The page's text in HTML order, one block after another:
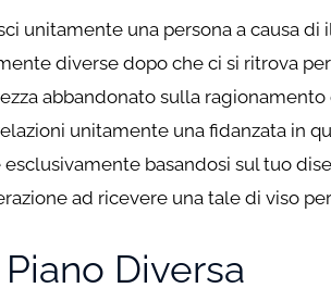
unitamente una persona a causa
diverse dopo che ci si ritrova
abbandonato sulla
unitamente una fidanzata in
basandosi sul tuo
ad ricevere una tale di viso
Diversa